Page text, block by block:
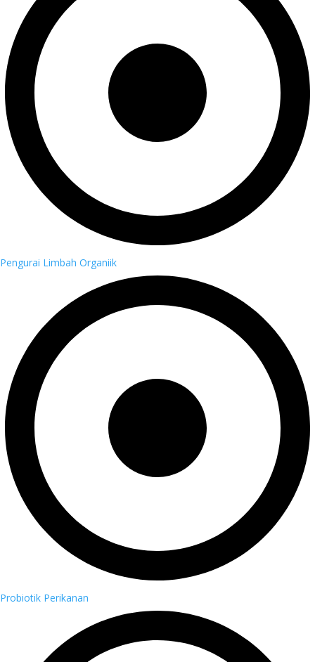
Pengurai Limbah Organiik
Probiotik Perikanan